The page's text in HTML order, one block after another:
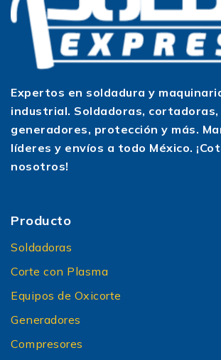
Expertos en soldadura y
industrial. Soldadoras, cortadoras,
generadores, protección y más.
líderes y envíos a todo México.
nosotros!
Producto
Soldadoras
Corte con Plasma
Equipos de Oxicorte
Generadores
Compresores